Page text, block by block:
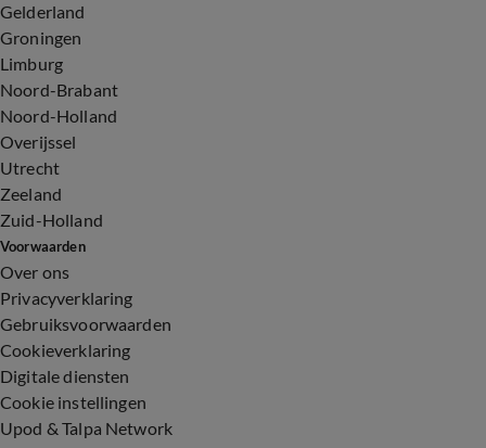
Gelderland
Groningen
Limburg
Noord-Brabant
Noord-Holland
Overijssel
Utrecht
Zeeland
Zuid-Holland
Voorwaarden
Over ons
Privacyverklaring
Gebruiksvoorwaarden
Cookieverklaring
Digitale diensten
Cookie instellingen
Upod & Talpa Network